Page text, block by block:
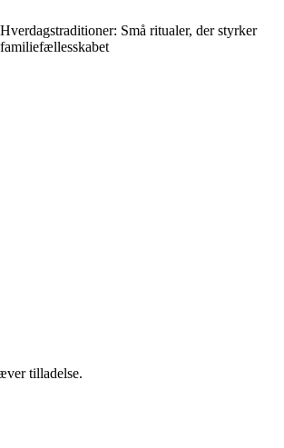
Hverdagstraditioner: Små ritualer, der styrker
familiefællesskabet
tilladelse.